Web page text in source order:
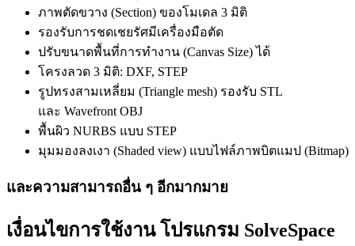
ภาพตัดขวาง (Section) ของโมเดล 3 มิติ
รองรับการชดเชยรัศมีเครื่องมือตัด
ปรับขนาดพื้นที่การทำงาน (Canvas Size) ได้
โครงลวด 3 มิติ: DXF, STEP
รูปทรงสามเหลี่ยม (Triangle mesh) รองรับ STL
และ Wavefront OBJ
พื้นผิว NURBS แบบ STEP
มุมมองลงเงา (Shaded view) แบบไฟล์ภาพบิตแมป (Bitmap)
และความสามารถอื่น ๆ อีกมากมาย
เงื่อนไขการใช้งาน โปรแกรม SolveSpace